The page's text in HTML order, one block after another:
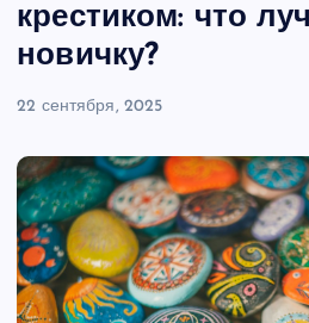
крестиком: что
новичку?
22 сентября, 2025